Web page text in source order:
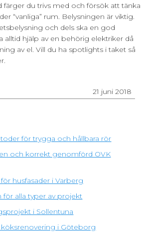
färger du trivs med och försök att tänka
“vanliga” rum. Belysningen är viktig.
och dels ska en god
alltid hjälp av en behörig elektriker då
av el. Vill du ha spotlights i taket så
21 juni 2018
för trygga och hållbara rör
och korrekt genomförd OVK
husfasader i Varberg
alla typer av projekt
i Sollentuna
köksrenovering i Göteborg